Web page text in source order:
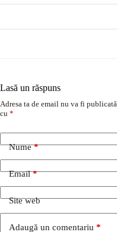
Lasă un răspuns
Adresa ta de email nu va fi publicată.
cu *
Nume*
Email*
Site web
Adaugă un comentariu *